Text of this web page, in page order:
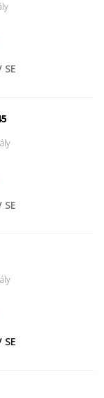
SE
SE
SE